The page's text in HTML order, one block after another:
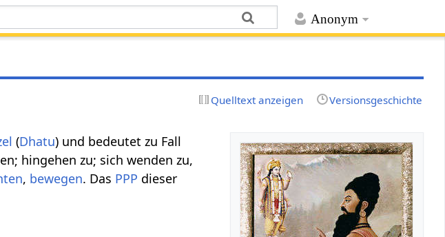
Anonym
Quelltext anzeigen Versionsgeschichte
(Dhatu) und bedeutet zu Fall
hingehen zu; sich wenden zu,
, bewegen. Das PPP dieser